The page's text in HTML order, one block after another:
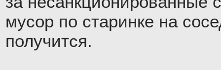
мусор по старинке на
получится.